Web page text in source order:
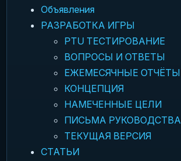
Объявления
РАЗРАБОТКА ИГРЫ
PTU ТЕСТИРОВАНИЕ
ВОПРОСЫ И ОТВЕТЫ
ЕЖЕМЕСЯЧНЫЕ ОТЧЁТЫ
КОНЦЕПЦИЯ
НАМЕЧЕННЫЕ ЦЕЛИ
ПИСЬМА РУКОВОДСТВА
ТЕКУЩАЯ ВЕРСИЯ
СТАТЬИ